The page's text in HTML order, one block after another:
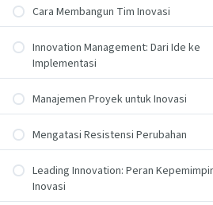
Cara Membangun Tim Inovasi
Innovation Management: Dari Ide ke
Implementasi
Manajemen Proyek untuk Inovasi
Mengatasi Resistensi Perubahan
Leading Innovation: Peran
Inovasi